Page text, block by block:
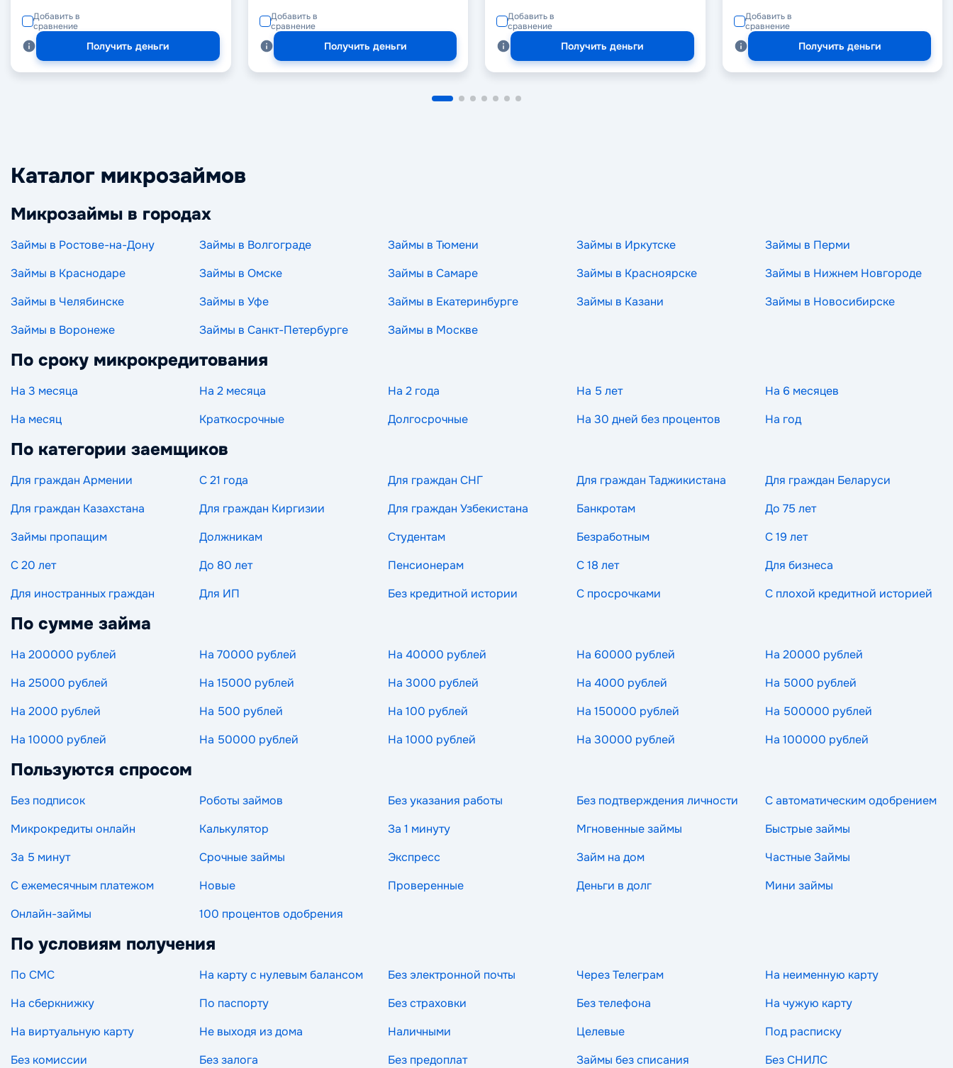
Добавить в
сравнение
Получить деньги
Добавить в
сравнение
Получить деньги
Добавить в
сравнение
Получить деньги
Добавить в
сравнение
Получить деньги
Каталог микрозаймов
Микрозаймы в городах
Займы в Ростове-на-Дону Займы в Волгограде Займы в Тюмени Займы в Иркутске
Займы в Перми
Займы в Краснодаре
Займы в Омске Займы в Самаре Займы в Красноярске
Займы в Нижнем Новгороде
Займы в Челябинске
Займы в Уфе Займы в Екатеринбурге Займы в Казани
Займы в Новосибирске
Займы в Воронеже
Займы в Санкт-Петербурге Займы в Москве
По сроку микрокредитования
На 3 месяца На 2 месяца На 2 года На 5 лет
На 6 месяцев
На месяц
Краткосрочные Долгосрочные На 30 дней без процентов На год
По категории заемщиков
Для граждан Армении С 21 года Для граждан СНГ Для граждан Таджикистана
Для граждан Беларуси
Для граждан Казахстана
Для граждан Киргизии Для граждан Узбекистана Банкротам
До 75 лет
Займы пропащим
Должникам Студентам Безработным
С 19 лет
С 20 лет
До 80 лет Пенсионерам С 18 лет
Для бизнеса
Для иностранных граждан
Для ИП Без кредитной истории С просрочками С плохой кредитной историей
По сумме займа
На 200000 рублей На 70000 рублей На 40000 рублей На 60000 рублей
На 20000 рублей
На 25000 рублей
На 15000 рублей На 3000 рублей На 4000 рублей
На 5000 рублей
На 2000 рублей
На 500 рублей На 100 рублей На 150000 рублей
На 500000 рублей
На 10000 рублей
На 50000 рублей На 1000 рублей На 30000 рублей На 100000 рублей
Пользуются спросом
Без подписок Роботы займов Без указания работы Без подтверждения личности
С автоматическим одобрением
Микрокредиты онлайн
Калькулятор За 1 минуту Мгновенные займы
Быстрые займы
За 5 минут
Срочные займы Экспресс Займ на дом
Частные Займы
С ежемесячным платежом
Новые Проверенные Деньги в долг
Мини займы
Онлайн-займы
100 процентов одобрения
По условиям получения
По СМС На карту с нулевым балансом Без электронной почты Через Телеграм
На неименную карту
На сберкнижку
По паспорту Без страховки Без телефона
На чужую карту
На виртуальную карту
Не выходя из дома Наличными Целевые
Под расписку
Без комиссии
Без залога Без предоплат Займы без списания Без СНИЛС